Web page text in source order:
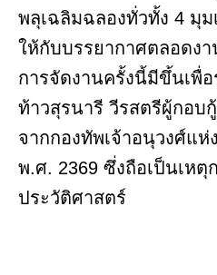
พลุเฉลิมฉลองทั่วทั้ง 4 มุ
ให้กับบรรยากาศตลอดงา
การจัดงานครั้งนี้มีขึ้นเพื่
ท้าวสุรนารี วีรสตรีผู้กอบ
จากกองทัพเจ้าอนุวงศ์แห่
พ.ศ. 2369 ซึ่งถือเป็นเห
ประวัติศาสตร์